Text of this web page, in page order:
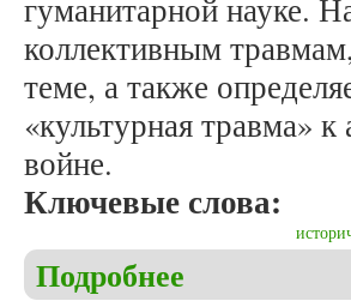
гуманитарной науке.
коллективным
теме, а также
«культурная травма»
войне.
Ключевые слова:
Подробнее